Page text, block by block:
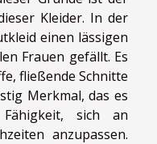
Kleider. In der
einen lässigen
Frauen gefällt. Es
fließende Schnitte
Merkmal, das es
sich an
anzupassen.